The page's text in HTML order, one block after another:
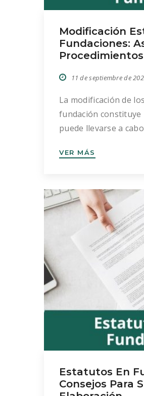
Modificación
Fundaciones:
Procedimientos
11 de septiembre de
La modificación de
fundación
puede llevarse a
establecido por la
estatutos en
VER MÁS
Estatutos En
Consejos Para